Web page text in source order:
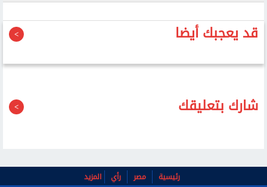
قد يعجبك أيضا
شارك بتعليقك
رئيسية مصر رأي المزيد